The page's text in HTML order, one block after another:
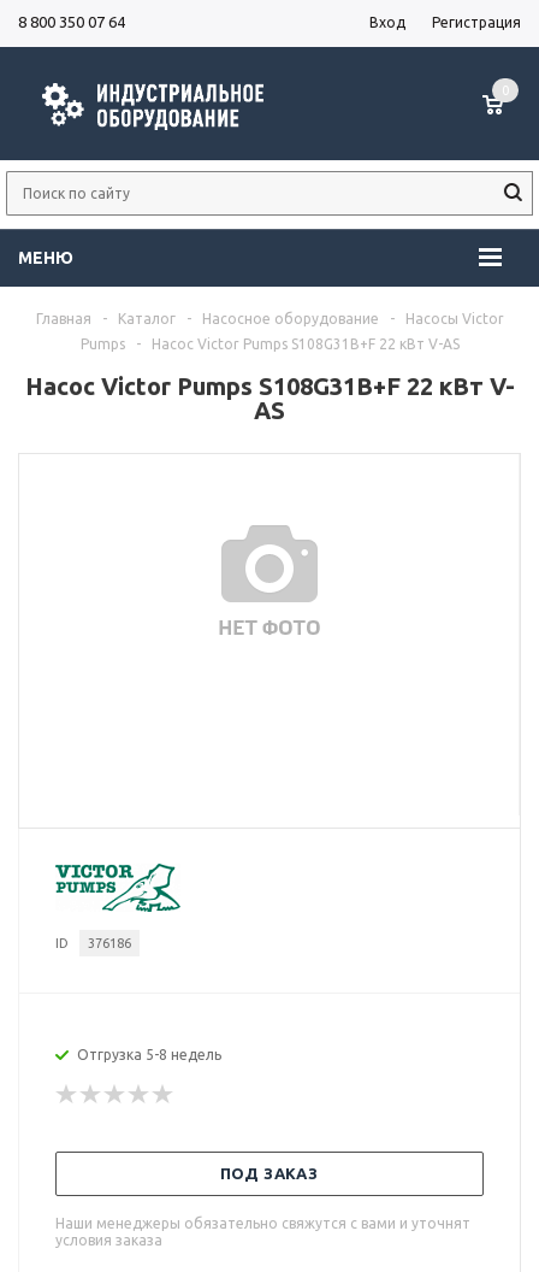
8 800 350 07 64 Вход Регистрация
МЕНЮ
0
Главная - Каталог - Насосное оборудование -
Насосы Victor
Pumps
- Насос Victor Pumps S108G31B+F 22 кВт V-AS
Насос Victor Pumps S108G31B+F 22 кВт V-
AS
ID 376186
Отгрузка 5-8 недель
ПОД ЗАКАЗ
Наши менеджеры обязательно свяжутся с вами и уточнят
условия заказа